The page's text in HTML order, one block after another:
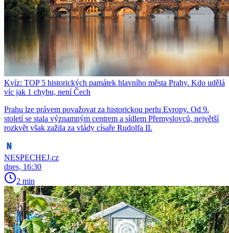
Kvíz: TOP 5 historických památek hlavního města Prahy. Kdo udělá
víc jak 1 chybu, není Čech
Prahu lze právem považovat za historickou perlu Evropy. Od 9.
století se stala významným centrem a sídlem Přemyslovců, největší
rozkvět však zažila za vlády císaře Rudolfa II.
NESPECHEJ.cz
dnes, 16:30
2 min